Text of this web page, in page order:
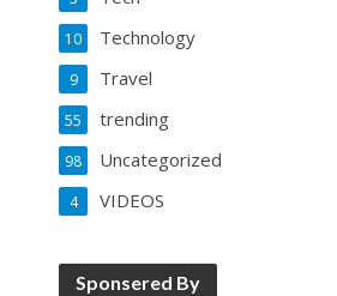
Technology
10
Travel
9
trending
55
Uncategorized
98
VIDEOS
4
Sponsered By